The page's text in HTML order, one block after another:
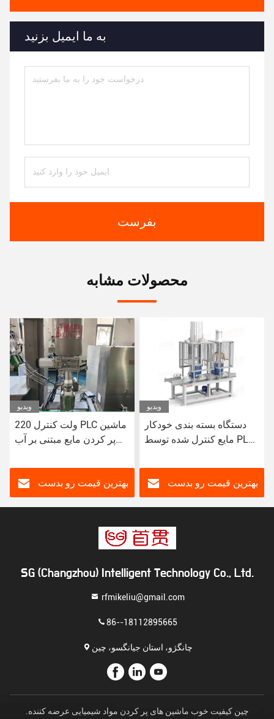
به ما ایمیل بزنید
بفرست
محصولات مشابه
ویدیو
220 ولت کنترل PLC ماشین
پر کردن مایع مبتنی بر آب
برای محصولات مایع بشکه
5L
بهترین قیمت رو بدست
ویدیو
دستگاه بسته بندی خودکار
مایع کنترل شده توسط PLC
بشکه مایع 5L
بهترین قیمت رو بدست
SG (Changzhou) Intelligent Technology Co., Ltd.
rfmikeliu@gmail.com
86--18112895665
چانگژو، استان جیانگسو، چین
چین کیفیت خوب ماشین های پر کردن مواد شیمیایی عرضه کننده.